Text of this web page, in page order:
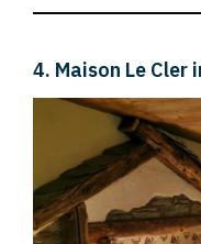
4. Maison Le Cler